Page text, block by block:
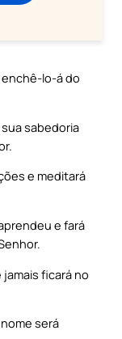
enchê-lo-á do
sabedoria
e meditará
e fará
ficará no
será